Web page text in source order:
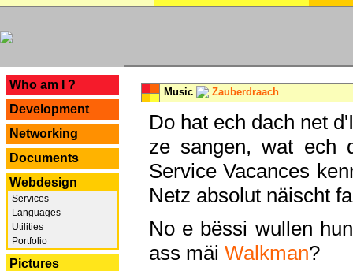
Who am I ?
Development
Networking
Documents
Webdesign
Services
Languages
Utilities
Portfolio
Pictures
Music Zauberdraach
Do hat ech dach net
ze sangen, wat ech
Service Vacances
Netz absolut näischt
No e bëssi wullen
ass mäi Walkman?